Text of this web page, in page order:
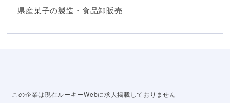
県産菓子の製造・食品卸販売
この企業は現在ルーキーWebに求人掲載しておりません